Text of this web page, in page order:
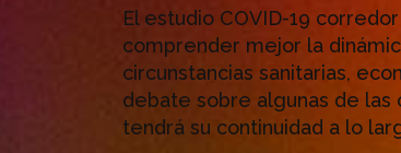
El estudio COVID-19
comprender mejor la
circunstancias sanitarias,
debate sobre algunas de las
tendrá su continuidad a lo